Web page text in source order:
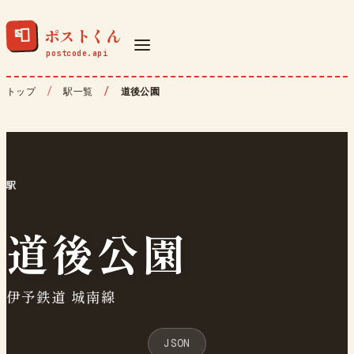
📮 ポストくん
トップ 駅一覧 道後公園
駅
道後公園
伊予鉄道 城南線
JSON